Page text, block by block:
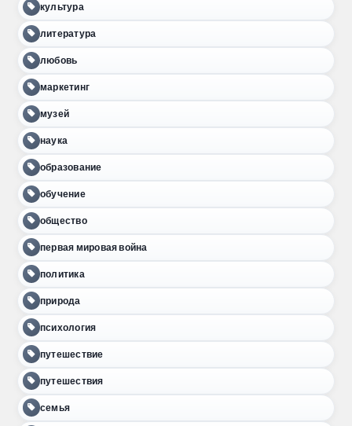
культура
литература
любовь
маркетинг
музей
наука
образование
обучение
общество
первая мировая война
политика
природа
психология
путешествие
путешествия
семья